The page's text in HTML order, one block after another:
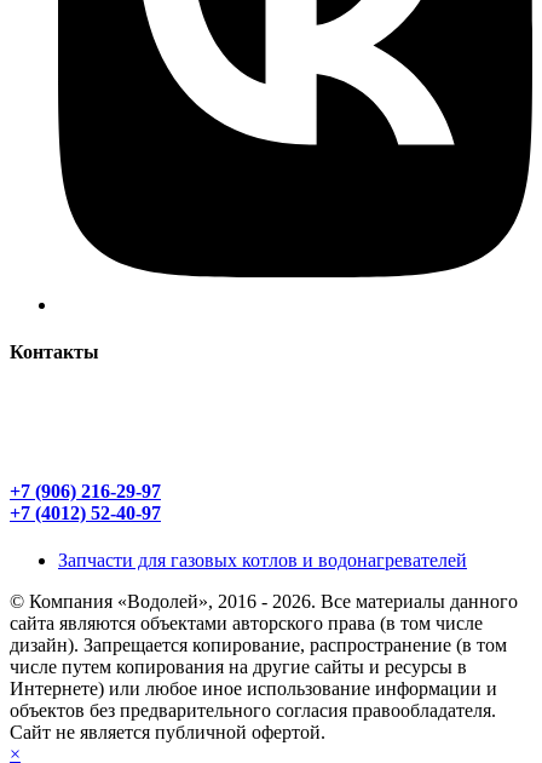
Контакты
+7 (906) 216-29-97
+7 (4012) 52-40-97
Запчасти для газовых котлов и водонагревателей
© Компания «Водолей», 2016 - 2026. Все материалы данного
сайта являются объектами авторского права (в том числе
дизайн). Запрещается копирование, распространение (в том
числе путем копирования на другие сайты и ресурсы в
Интернете) или любое иное использование информации и
объектов без предварительного согласия правообладателя.
Cайт не является публичной офертой.
×